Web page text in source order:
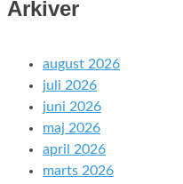
Arkiver
august 2026
juli 2026
juni 2026
maj 2026
april 2026
marts 2026